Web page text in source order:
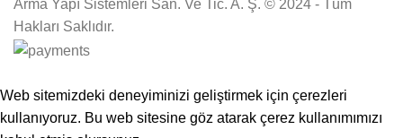
Arma Yapı Sistemleri San. Ve Tic. A. Ş. © 2024 - Tüm
Hakları Saklıdır.
Web sitemizdeki deneyiminizi geliştirmek için çerezleri
kullanıyoruz. Bu web sitesine göz atarak çerez kullanımımızı